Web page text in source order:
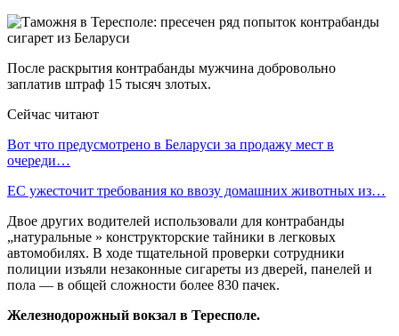
После раскрытия контрабанды мужчина добровольно
заплатив штраф 15 тысяч злотых.
Сейчас читают
Вот что предусмотрено в Беларуси за продажу мест в
очереди…
ЕС ужесточит требования ко ввозу домашних животных из…
Двое других водителей использовали для контрабанды
„натуральные » конструкторские тайники в легковых
автомобилях. В ходе тщательной проверки сотрудники
полиции изъяли незаконные сигареты из дверей, панелей и
пола — в общей сложности более 830 пачек.
Железнодорожный вокзал в Тересполе.